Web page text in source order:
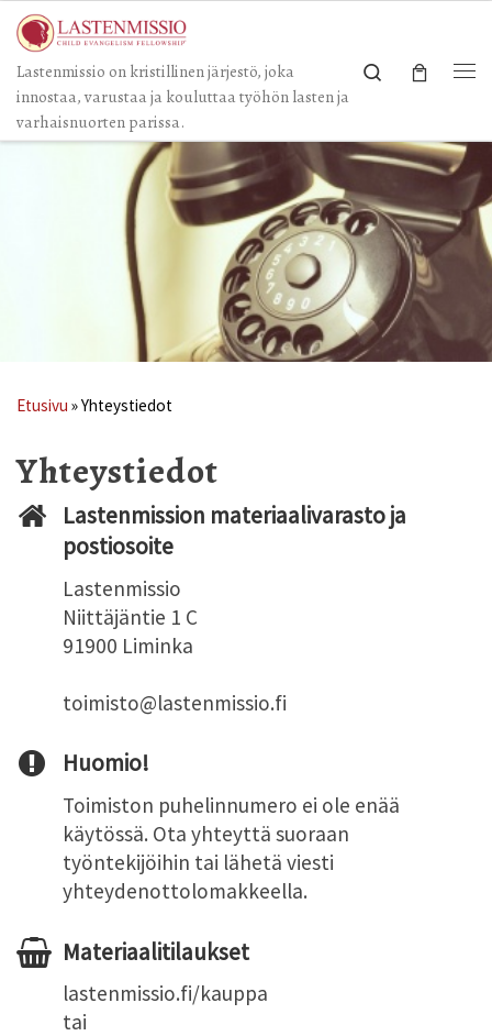
Skip to content
Lastenmissio on kristillinen järjestö, joka
innostaa, varustaa ja kouluttaa työhön lasten ja
varhaisnuorten parissa.
Search
Etusivu »Yhteystiedot
Yhteystiedot
Lastenmission materiaalivarasto ja
postiosoite
Lastenmissio
Niittäjäntie 1 C
91900 Liminka
toimisto@lastenmissio.fi
Huomio!
Toimiston puhelinnumero ei ole enää
käytössä. Ota yhteyttä suoraan
työntekijöihin tai lähetä viesti
yhteydenottolomakkeella.
Materiaalitilaukset
lastenmissio.fi/kauppa
tai